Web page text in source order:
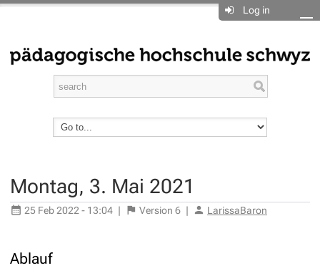
Log in
Montag, 3. Mai 2021
25 Feb 2022 - 13:04 | Version 6 | LarissaBaron
Ablauf